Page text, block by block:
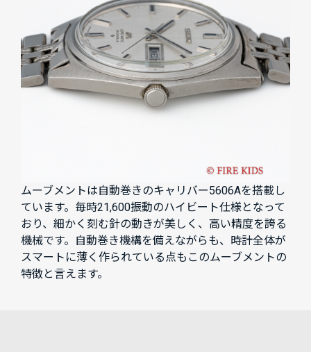
ムーブメントは自動巻きのキャリバー5606Aを搭載し
ています。毎時21,600振動のハイビート仕様となって
おり、細かく刻む針の動きが美しく、高い精度を誇る
機械です。自動巻き機構を備えながらも、時計全体が
スマートに薄く作られている点もこのムーブメントの
特徴と言えます。